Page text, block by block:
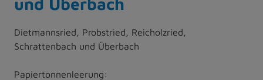
Dietmannsried, Probstried, Reicholzried,
Schrattenbach und Überbach
Papiertonnenleerung: